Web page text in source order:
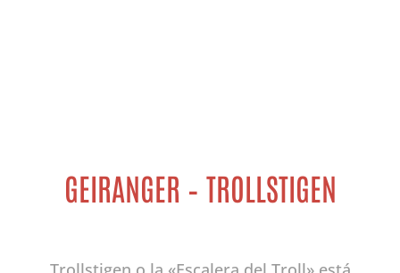
GEIRANGER – TROLLSTIGEN